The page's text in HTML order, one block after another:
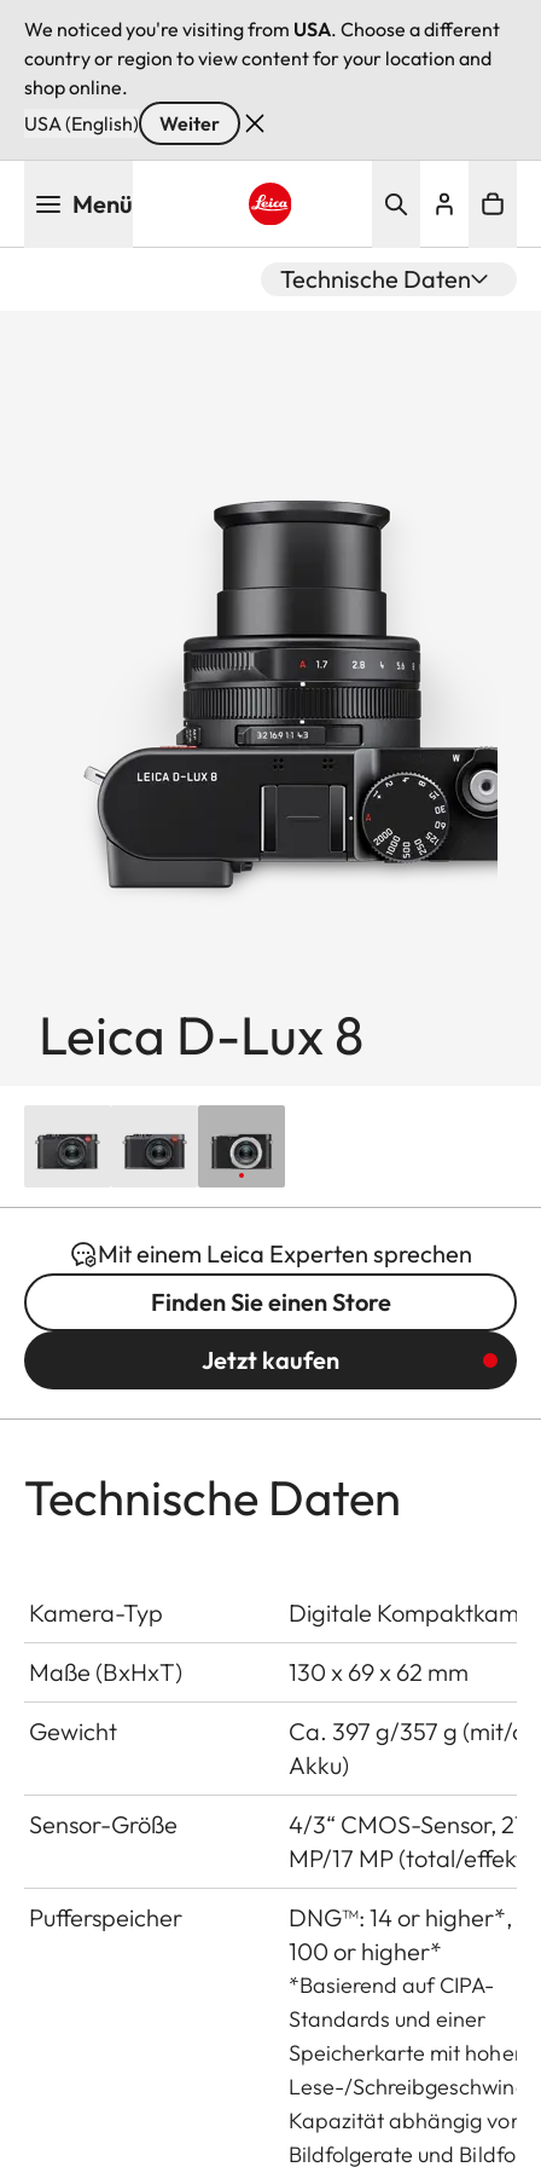
We noticed you're visiting from USA. Choose a different
country or region to view content for your location and
shop online.
USA (English)
Weiter
Menü
Technische Daten
Leica D-Lux 8
Mit einem Leica Experten sprechen
Finden Sie einen Store
Jetzt kaufen
Technische Daten
Kamera-Typ
Digitale
Maße (BxHxT)
130 x 69 x 62 mm
Gewicht
Ca. 397 g/357 g (mit/
Akku)
Sensor-Größe
4/3“ CMOS-Sensor,
MP/17 MP (total/
Pufferspeicher
DNG™: 14 or higher*,
100 or higher*
*Basierend auf CIPA-
Standards und einer
Speicherkarte mit hoher
Lese-/
Kapazität abhängig von
Bildfolgerate und